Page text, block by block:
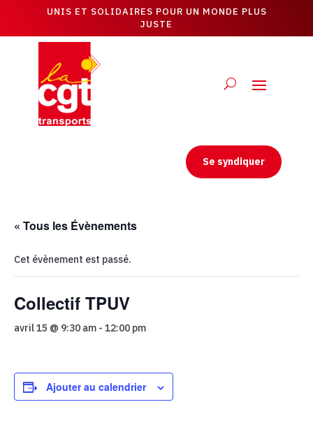
UNIS ET SOLIDAIRES POUR UN MONDE PLUS
JUSTE
Se syndiquer
« Tous les Évènements
Cet évènement est passé.
Collectif TPUV
avril 15 @ 9:30 am - 12:00 pm
Ajouter au calendrier